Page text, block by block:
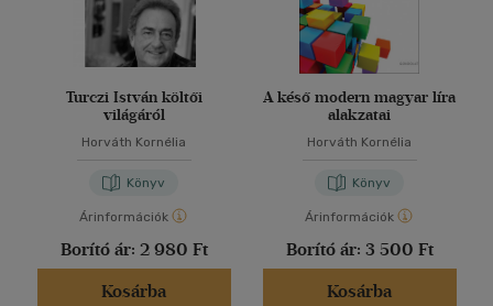
Turczi István költői
világáról
Horváth Kornélia
Könyv
Árinformációk
Borító ár: 2 980 Ft
Kosárba
A késő modern magyar líra
alakzatai
Horváth Kornélia
Könyv
Árinformációk
Borító ár: 3 500 Ft
Kosárba